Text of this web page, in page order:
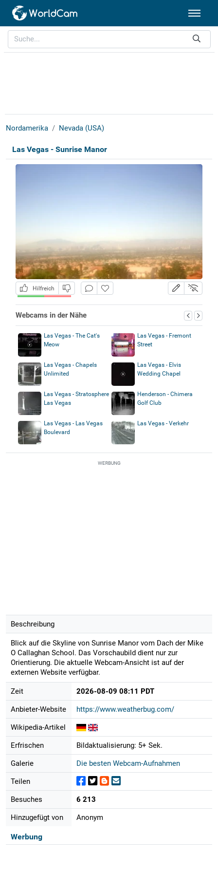
Nordamerika Nevada (USA)
Las Vegas - Sunrise Manor
Hilfreich
Webcams in der Nähe
Las Vegas - The Cat's
Meow
Las Vegas - Fremont
Street
Las Vegas - Chapels
Unlimited
Las Vegas - Elvis
Wedding Chapel
Las Vegas - Stratosphere
Las Vegas
Henderson - Chimera
Golf Club
Las Vegas - Las Vegas
Boulevard
Las Vegas - Verkehr
WERBUNG
Beschreibung
Blick auf die Skyline von Sunrise Manor vom Dach der Mike
O Callaghan School. Das Vorschaubild dient nur zur
Orientierung. Die aktuelle Webcam-Ansicht ist auf der
externen Website verfügbar.
Zeit 2026-08-09 08:11 PDT
Anbieter-Website https://www.weatherbug.com/
Wikipedia-Artikel
Erfrischen Bildaktualisierung: 5+ Sek.
Galerie Die besten Webcam-Aufnahmen
Teilen
Besuches 6 213
Hinzugefügt von Anonym
Werbung